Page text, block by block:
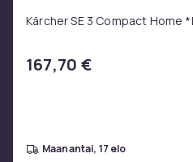
Kärcher SE 3 Compact Home
167,70 €
maanantai, 17 elo